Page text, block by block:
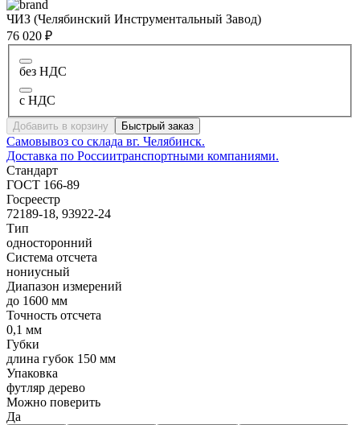
ЧИЗ (Челябинский Инструментальный Завод)
76 020 ₽
без НДС
с НДС
Добавить в корзину Быстрый заказ
Самовывоз со склада вг. Челябинск.
Доставка по Россиитранспортными компаниями.
Стандарт
ГОСТ 166-89
Госреестр
72189-18, 93922-24
Тип
односторонний
Система отсчета
нониусный
Диапазон измерений
до 1600 мм
Точность отсчета
0,1 мм
Губки
длина губок 150 мм
Упаковка
футляр дерево
Можно поверить
Да